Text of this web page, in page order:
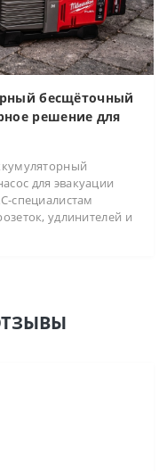
бесщёточный
решение для
для эвакуации
специалистам
удлинителей и